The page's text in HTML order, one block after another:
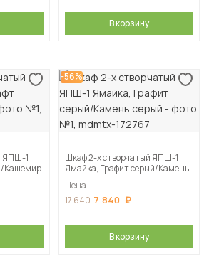
В корзину
ЯПШ-1
Кашемир
-56%
Шкаф 2-х створчатый ЯПШ-1
Ямайка, Графит серый/Камень
Цена
17 640 7 840
В корзину